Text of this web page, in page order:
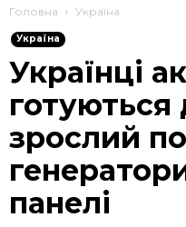
Головна Україна
Україна
Українці
зрослий
панелі